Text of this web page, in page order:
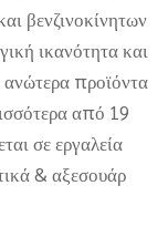
βενζινοκίνητων
ικανότητα και
προϊόντα
από 19
σε εργαλεία
& αξεσουάρ